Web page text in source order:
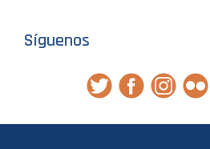
Síguenos